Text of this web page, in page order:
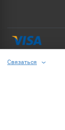
Связаться